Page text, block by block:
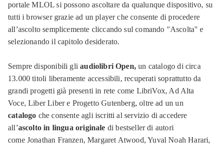
portale MLOL si possono ascoltare da qualunque dispositivo, su
tutti i browser grazie ad un player che consente di procedere
all’ascolto semplicemente cliccando sul comando "Ascolta" e
selezionando il capitolo desiderato.
Sempre disponibili gliaudiolibri Open,un catalogo di circa
13.000 titoli liberamente accessibili, recuperati soprattutto da
grandi progetti già presenti in rete come LibriVox, Ad Alta
Voce, Liber Liber e Progetto Gutenberg, oltre ad un un
catalogo che consente agli iscritti al servizio di accedere
all’ascolto in lingua originale di bestseller di autori
come Jonathan Franzen, Margaret Atwood, Yuval Noah Harari,